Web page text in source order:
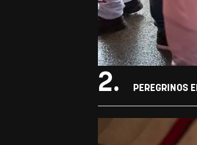
2. PEREGRINOS